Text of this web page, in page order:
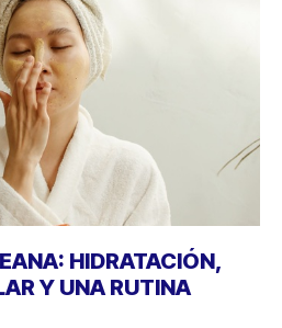
HIDRATACIÓN,
Y UNA RUTINA